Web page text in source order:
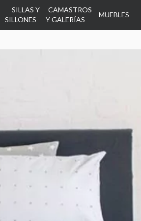
SILLAS Y
SILLONES
CAMASTROS
Y GALERÍAS
MUEBLES